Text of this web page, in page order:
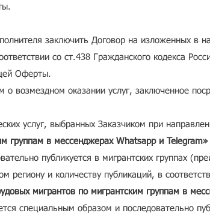
заключить Договор на изложенных в
со ст.438 Гражданского кодекса
Оферты.
возмездном оказании услуг, заключенное
услуг, выбранных Заказчиком при
группам в мессенджерах Whatsapp и Telegram»
публикуется в мигрантских группах
региону и количеству публикаций, в
мигрантов по мигрантским группам в
специальным образом и последовательно